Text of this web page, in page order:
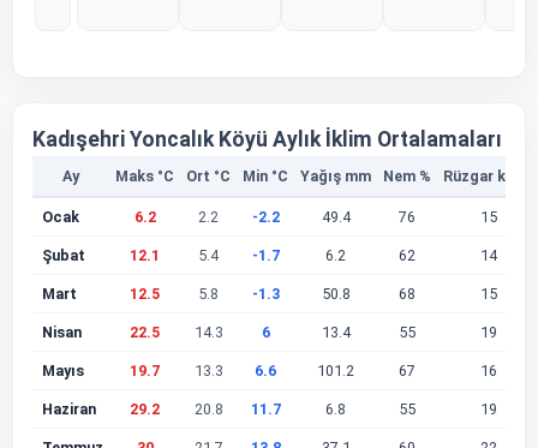
Kadışehri Yoncalık Köyü Aylık İklim Ortalamaları
Ay Maks °C Ort °C Min °C Yağış mm Nem % Rüzgar km/s
Ocak 6.2 2.2 -2.2 49.4 76 15
Şubat 12.1 5.4 -1.7 6.2 62 14
Mart 12.5 5.8 -1.3 50.8 68 15
Nisan 22.5 14.3 6 13.4 55 19
Mayıs 19.7 13.3 6.6 101.2 67 16
Haziran 29.2 20.8 11.7 6.8 55 19